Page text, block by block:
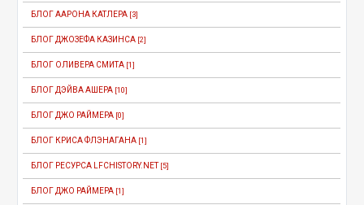
БЛОГ ААРОНА КАТЛЕРА [3]
БЛОГ ДЖОЗЕФА КАЗИНСА [2]
БЛОГ ОЛИВЕРА СМИТА [1]
БЛОГ ДЭЙВА АШЕРА [10]
БЛОГ ДЖО РАЙМЕРА [0]
БЛОГ КРИСА ФЛЭНАГАНА [1]
БЛОГ РЕСУРСА LFCHISTORY.NET [5]
БЛОГ ДЖО РАЙМЕРА [1]